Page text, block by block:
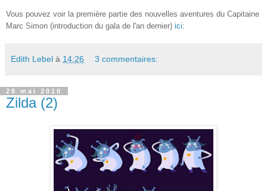
Vous pouvez voir la première partie des nouvelles aventures du Capitaine
Marc Simon (introduction du gala de l'an dernier) ici:
Edith Lebel à 14:26 3 commentaires:
28 mai 2010
Zilda (2)